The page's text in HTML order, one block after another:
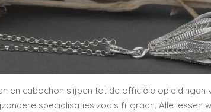
en cabochon slijpen tot de officiële opleidingen
specialisaties zoals filigraan. Alle lessen